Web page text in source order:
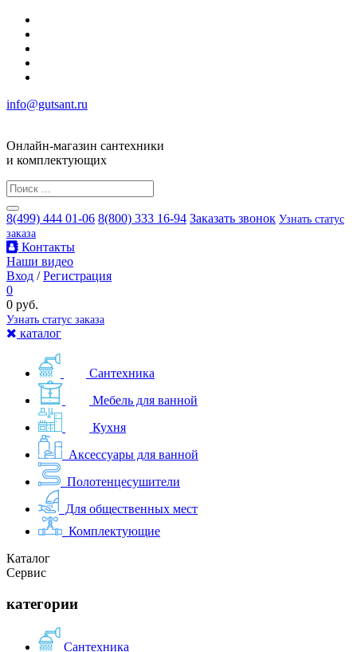
info@gutsant.ru
Онлайн-магазин сантехники
и комплектующих
8(499) 444 01-06 8(800) 333 16-94 Заказать звонок Узнать статус
заказа
Контакты
Наши видео
Вход /Регистрация
0
0 руб.
Узнать статус заказа
каталог
Сантехника
Мебель для ванной
Кухня
Аксессуары для ванной
Полотенцесушители
Для общественных мест
Комплектующие
Каталог
Сервис
категории
Сантехника